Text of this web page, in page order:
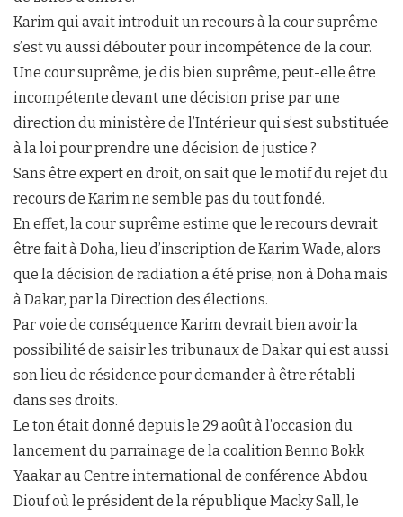
Karim qui avait introduit un recours à la cour suprême
s’est vu aussi débouter pour incompétence de la cour.
Une cour suprême, je dis bien suprême, peut-elle être
incompétente devant une décision prise par une
direction du ministère de l’Intérieur qui s’est substituée
à la loi pour prendre une décision de justice ?
Sans être expert en droit, on sait que le motif du rejet du
recours de Karim ne semble pas du tout fondé.
En effet, la cour suprême estime que le recours devrait
être fait à Doha, lieu d’inscription de Karim Wade, alors
que la décision de radiation a été prise, non à Doha mais
à Dakar, par la Direction des élections.
Par voie de conséquence Karim devrait bien avoir la
possibilité de saisir les tribunaux de Dakar qui est aussi
son lieu de résidence pour demander à être rétabli
dans ses droits.
Le ton était donné depuis le 29 août à l’occasion du
lancement du parrainage de la coalition Benno Bokk
Yaakar au Centre international de conférence Abdou
Diouf où le président de la république Macky Sall, le